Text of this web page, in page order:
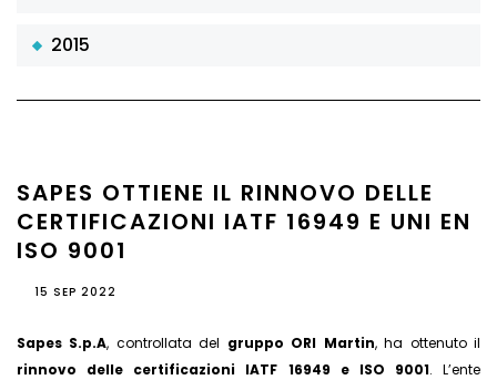
2015
SAPES OTTIENE IL RINNOVO DELLE
CERTIFICAZIONI IATF 16949 E UNI EN
ISO 9001
15 SEP 2022
Sapes S.p.A, controllata del gruppo ORI Martin, ha ottenuto il
rinnovo delle certificazioni IATF 16949 e ISO 9001. L’ente